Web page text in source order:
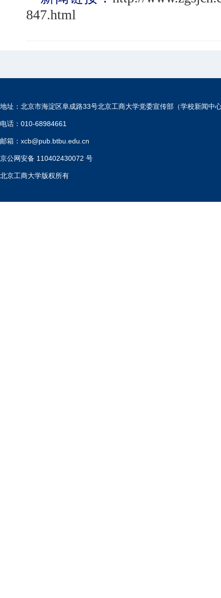
847.html
地址：北京市海淀区阜成路33号北京工商大学党委宣传部（学校新闻中
电话：010-68984661
邮箱：xcb@pub.btbu.edu.cn
京公网安备 110402430072 号
北京工商大学版权所有